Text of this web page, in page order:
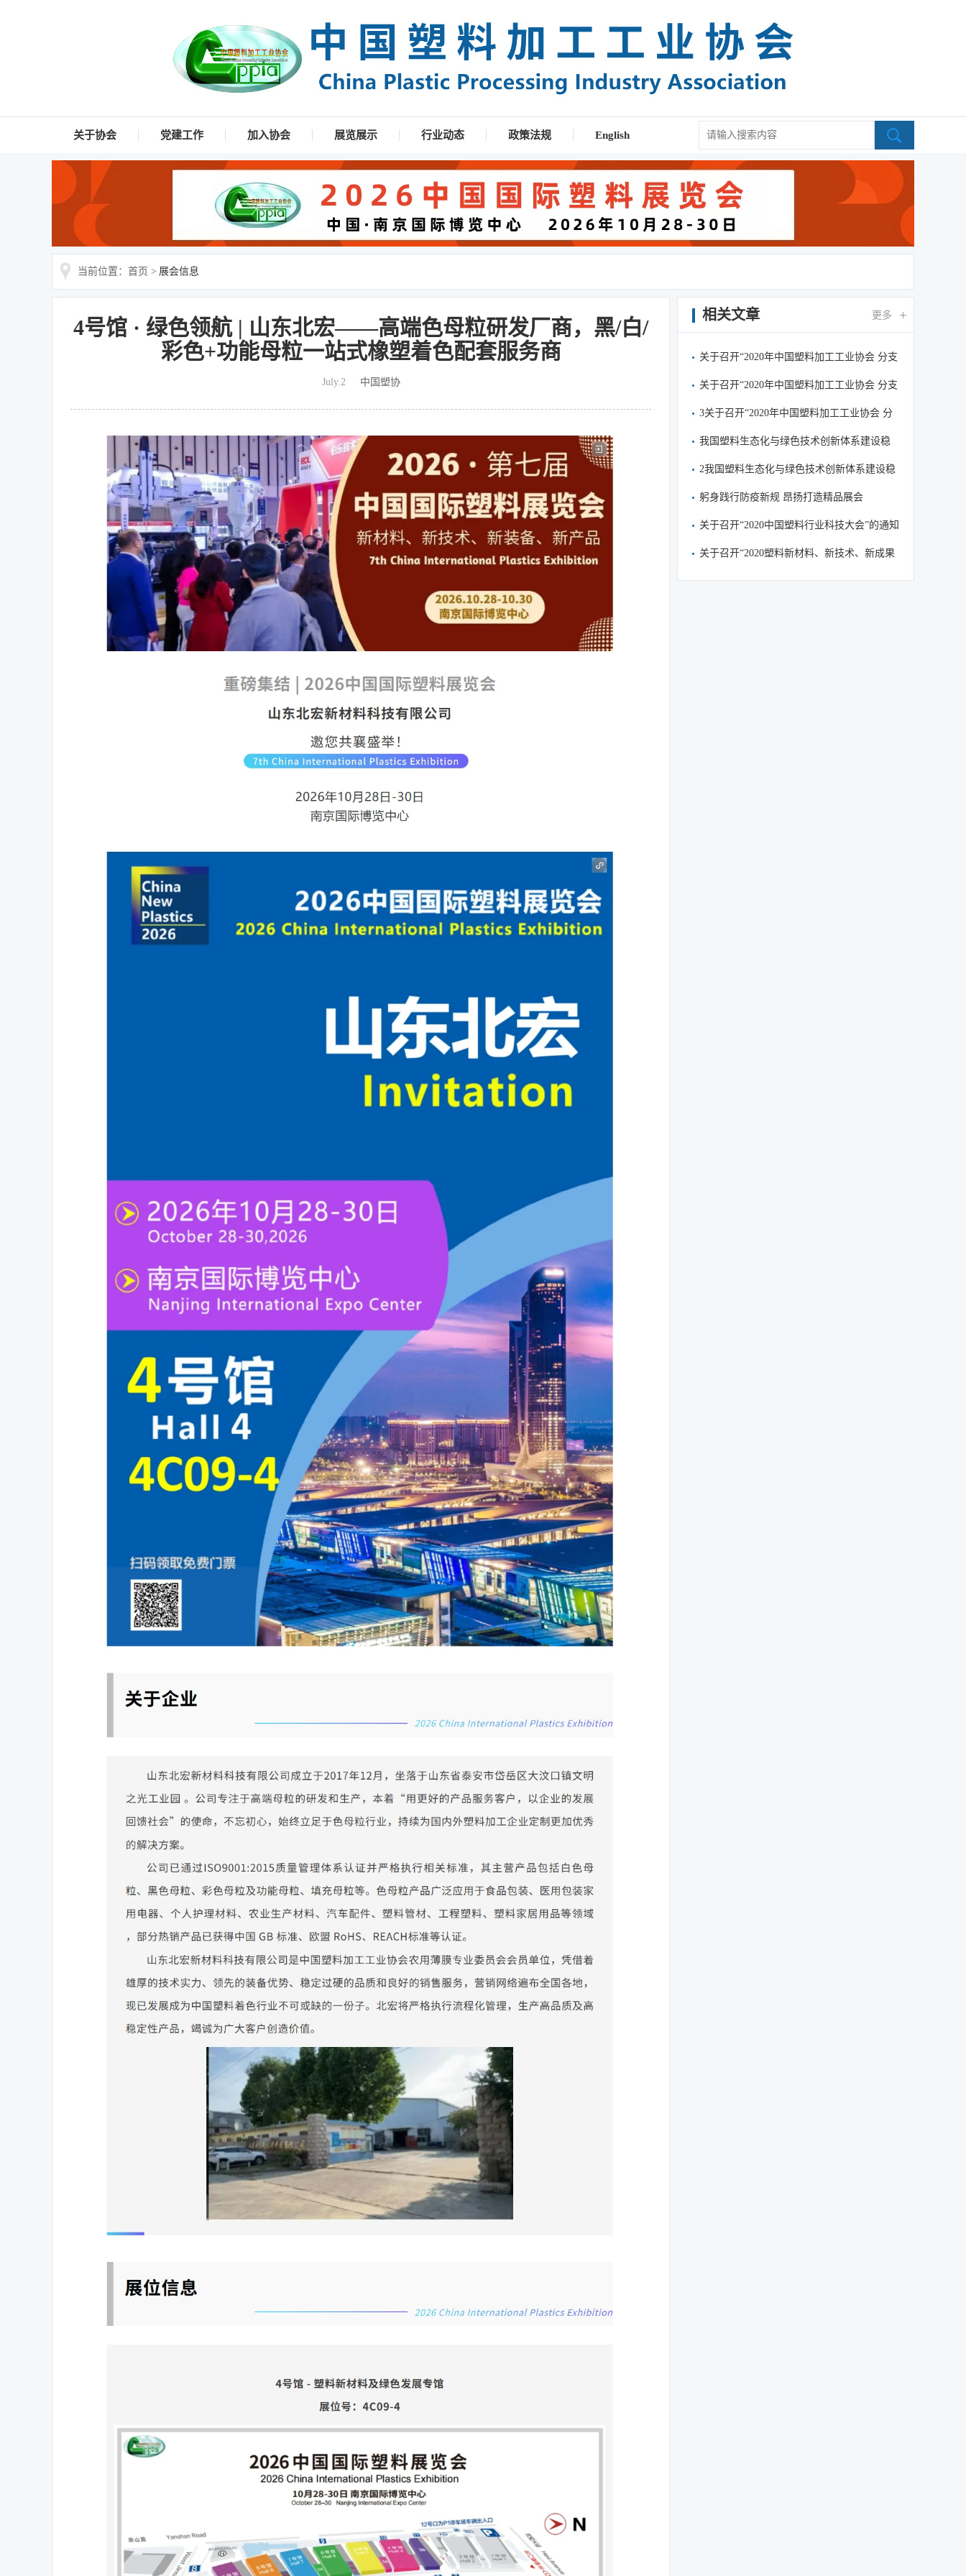
关于协会 党建工作 加入协会 展览展示 行业动态 政策法规 English
当前位置：首页 > 展会信息
4号馆 · 绿色领航 | 山东北宏——高端色母粒研发厂商，黑/白/
彩色+功能母粒一站式橡塑着色配套服务商
July.2 中国塑协
相关文章 更多
关于召开“2020年中国塑料加工工业协会 分支
关于召开“2020年中国塑料加工工业协会 分支
3关于召开“2020年中国塑料加工工业协会 分
我国塑料生态化与绿色技术创新体系建设稳
2我国塑料生态化与绿色技术创新体系建设稳
躬身践行防疫新规 昂扬打造精品展会
关于召开“2020中国塑料行业科技大会”的通知
关于召开“2020塑料新材料、新技术、新成果